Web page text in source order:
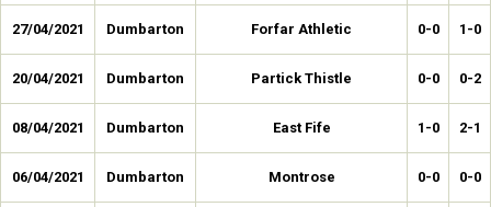
27/04/2021 Dumbarton Forfar Athletic 0-0 1-0
20/04/2021 Dumbarton Partick Thistle 0-0 0-2
08/04/2021 Dumbarton East Fife 1-0 2-1
06/04/2021 Dumbarton Montrose 0-0 0-0